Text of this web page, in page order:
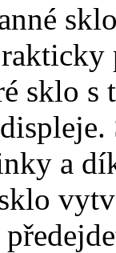
sklo
a